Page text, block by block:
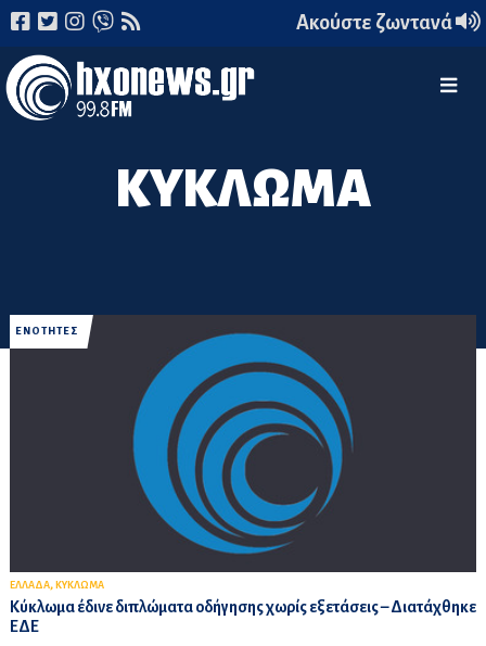
Ακούστε ζωντανά
ΚΥΚΛΩΜΑ
ΕΝΟΤΗΤΕΣ
ΕΛΛΑΔΑ, ΚΥΚΛΩΜΑ
Κύκλωμα έδινε διπλώματα οδήγησης χωρίς εξετάσεις – Διατάχθηκε
ΕΔΕ